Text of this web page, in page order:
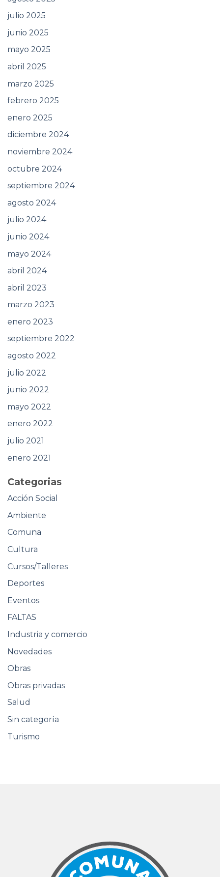
julio 2025
junio 2025
mayo 2025
abril 2025
marzo 2025
febrero 2025
enero 2025
diciembre 2024
noviembre 2024
octubre 2024
septiembre 2024
agosto 2024
julio 2024
junio 2024
mayo 2024
abril 2024
abril 2023
marzo 2023
enero 2023
septiembre 2022
agosto 2022
julio 2022
junio 2022
mayo 2022
enero 2022
julio 2021
enero 2021
Categorias
Acción Social
Ambiente
Comuna
Cultura
Cursos/Talleres
Deportes
Eventos
FALTAS
Industria y comercio
Novedades
Obras
Obras privadas
Salud
Sin categoría
Turismo